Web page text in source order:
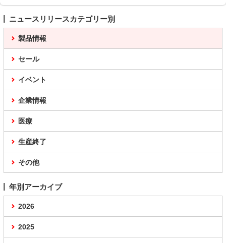
ニュースリリースカテゴリー別
製品情報
セール
イベント
企業情報
医療
生産終了
その他
年別アーカイブ
2026
2025